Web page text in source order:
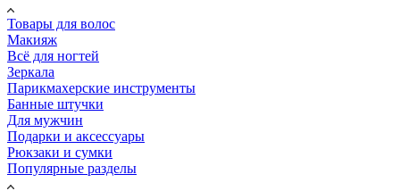
Товары для волос
Макияж
Всё для ногтей
Зеркала
Парикмахерские инструменты
Банные штучки
Для мужчин
Подарки и аксессуары
Рюкзаки и сумки
Популярные разделы